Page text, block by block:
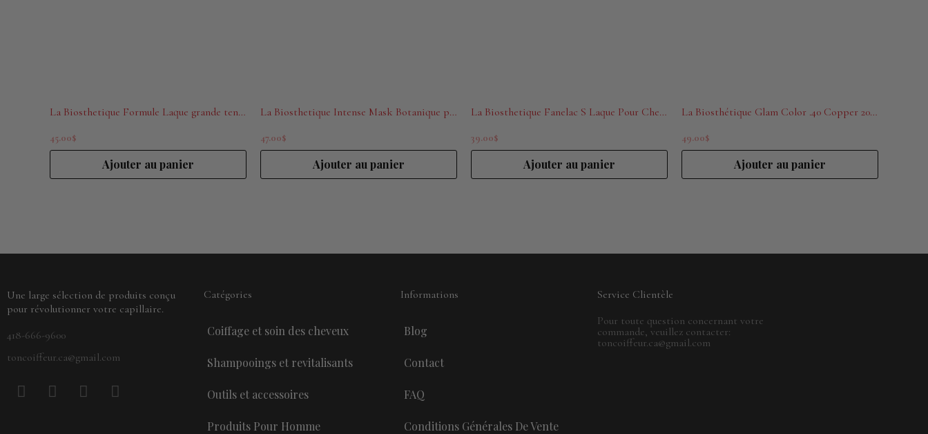
La Biosthetique Formule Laque grande tenue 300 ml
45.00$
Ajouter au panier
La Biosthetique Intense Mask Botanique pure nature 125 ml
47.00$
Ajouter au panier
La Biosthetique Fanelac S Laque Pour Cheveux 250ml
39.00$
Ajouter au panier
La Biosthétique Glam Color .40 Copper 200mL
49.00$
Ajouter au panier
Une large sélection de produits conçu
pour révolutionner votre capillaire.
418-666-9600
toncoiffeur.ca@gmail.com
F
a
P
i
Y
o
I
n
Catégories
Coiffage et soin des cheveux
Shampooings et revitalisants
Outils et accessoires
Produits Pour Homme
Informations
Blog
Contact
FAQ
Conditions Générales De Vente
Service Clientèle
Pour toute question concernant votre
commande, veuillez contacter:
toncoiffeur.ca@gmail.com